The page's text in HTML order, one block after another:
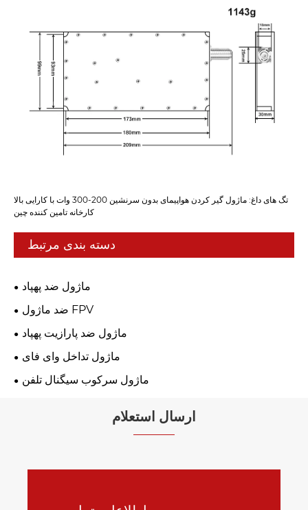
تگ های داغ: ماژول گیر کردن هواپیمای بدون سرنشین 200-300 وات با کارایی بالا
کارخانه تامین کننده چین
دسته بندی مرتبط
ماژول ضد پهپاد
ضد ماژول FPV
ماژول ضد پارازیت پهپاد
ماژول تداخل وای فای
ماژول سرکوب سیگنال تلفن
ارسال استعلام